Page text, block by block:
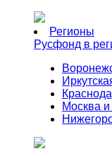
Регионы
Русфонд в
Москва и